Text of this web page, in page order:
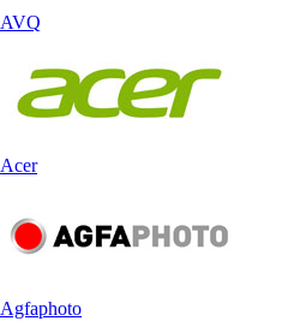
AVQ
Acer
Agfaphoto